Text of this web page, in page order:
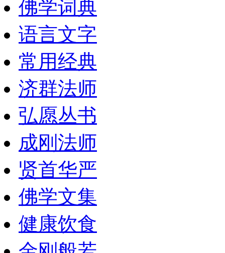
佛学词典
语言文字
常用经典
济群法师
弘愿丛书
成刚法师
贤首华严
佛学文集
健康饮食